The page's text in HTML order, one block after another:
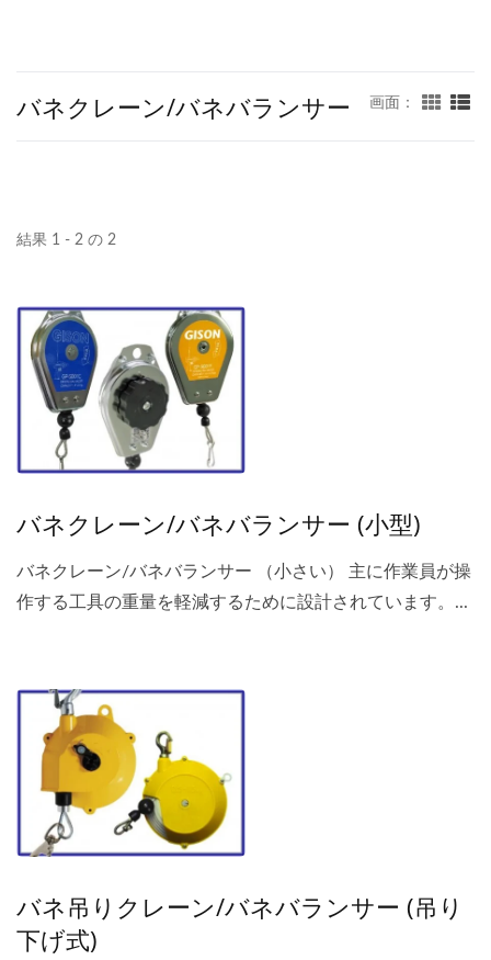
バネクレーン/バネバランサー 画面：
結果 1 - 2 の 2
バネクレーン/バネバランサー (小型)
バネクレーン/バネバランサー （小さい） 主に作業員が操
作する工具の重量を軽減するために設計されています。...
バネ吊りクレーン/バネバランサー (吊り
下げ式)